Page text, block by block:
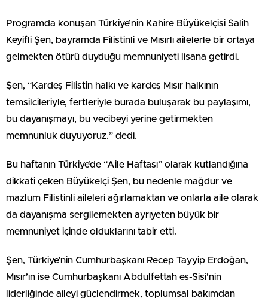
Programda konuşan Türkiye’nin Kahire Büyükelçisi Salih
Keyifli Şen, bayramda Filistinli ve Mısırlı ailelerle bir ortaya
gelmekten ötürü duyduğu memnuniyeti lisana getirdi.
Şen, “Kardeş Filistin halkı ve kardeş Mısır halkının
temsilcileriyle, fertleriyle burada buluşarak bu paylaşımı,
bu dayanışmayı, bu vecibeyi yerine getirmekten
memnunluk duyuyoruz.” dedi.
Bu haftanın Türkiye’de “Aile Haftası” olarak kutlandığına
dikkati çeken Büyükelçi Şen, bu nedenle mağdur ve
mazlum Filistinli aileleri ağırlamaktan ve onlarla aile olarak
da dayanışma sergilemekten ayrıyeten büyük bir
memnuniyet içinde olduklarını tabir etti.
Şen, Türkiye’nin Cumhurbaşkanı Recep Tayyip Erdoğan,
Mısır’ın ise Cumhurbaşkanı Abdulfettah es-Sisi’nin
liderliğinde aileyi güçlendirmek, toplumsal bakımdan